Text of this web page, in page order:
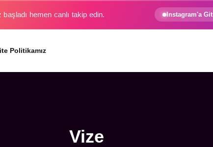
Instagram'a Git
Politikamız
Vize